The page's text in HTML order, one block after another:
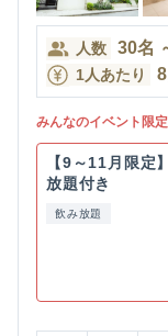
人数 30名
1人あたり
みんなのイベント限
【9～11月限定
放題付き
飲み放題